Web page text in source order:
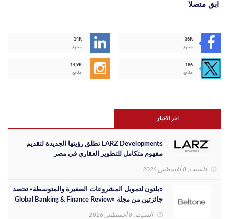
ابق متصلا
14K
متابع
36K
متابع
14,9K
متابع
186
متابع
اخر الاخبار
LARZ Developments تطلق رؤيتها الجديدة لتقديم
مفهوم متكامل للتطوير العقاري في مصر
السبت, 8 أغسطس 2026
«بلتون لتمويل المشروعات الصغيرة والمتوسطة» تحصد
جائزتين من مجلة «Global Banking & Finance Review
السبت, 8 أغسطس 2026